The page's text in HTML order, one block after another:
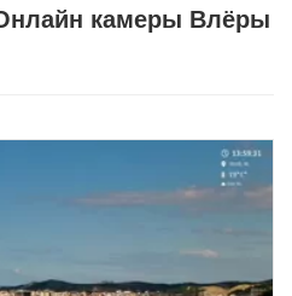
камеры Влёры